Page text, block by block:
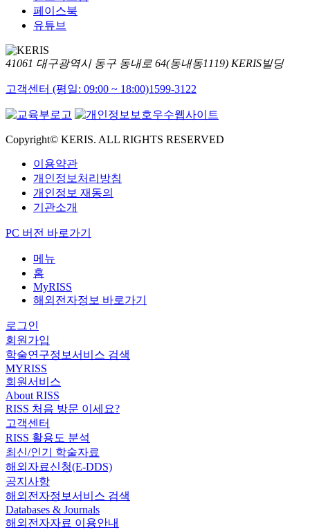
페이스북
유튜브
41061 대구광역시 동구 동내로 64(동내동1119) KERIS빌딩
고객센터 (평일: 09:00 ~ 18:00)1599-3122
Copyright© KERIS. ALL RIGHTS RESERVED
이용약관
개인정보처리방침
개인정보 재동의
기관소개
PC 버전 바로가기
메뉴
홈
MyRISS
해외전자정보 바로가기
로그인
회원가입
학술연구정보서비스 검색
MYRISS
회원서비스
About RISS
RISS 처음 방문 이세요?
고객센터
RISS 활용도 분석
최신/인기 학술자료
해외자료신청(E-DDS)
공지사항
해외전자정보서비스 검색
Databases & Journals
해외전자자료 이용안내